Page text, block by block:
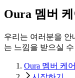
Oura 멤버 케
우리는 여러분을
는 느낌을 받으실
Oura 멤버 케어